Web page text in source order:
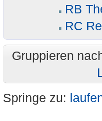
RB
RC
Gruppieren
Springe zu: